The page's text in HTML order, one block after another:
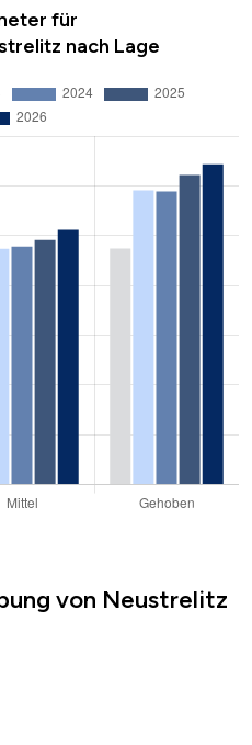
für
nach Lage
von Neustrelitz